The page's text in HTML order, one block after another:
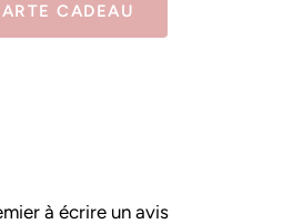
CADEAU
à écrire un avis